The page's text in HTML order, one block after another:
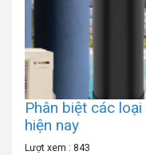
Phân biệt các
hiện nay
Lượt xem : 843